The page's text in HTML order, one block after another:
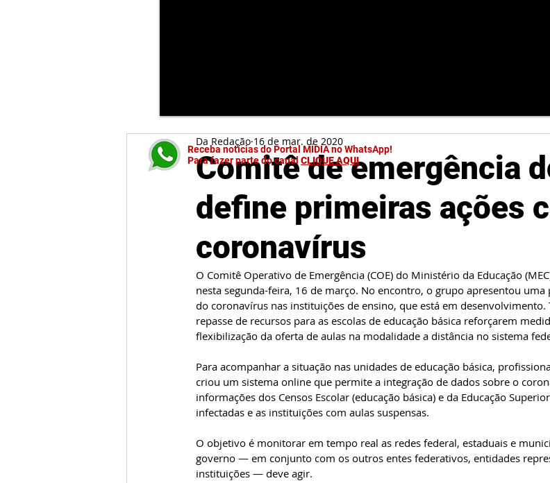
Comitê de emergência
define primeiras ações
coronavírus
Da Redação 16 de mar. de 2020
O Comitê Operativo de Emergência (COE) do Ministério da Educação
nesta segunda-feira, 16 de março. No encontro, o grupo apresentou
do coronavírus nas instituições de ensino, que está em
repasse de recursos para as escolas de educação básica reforçarem
flexibilização da oferta de aulas na modalidade a distância no sistema
Para acompanhar a situação nas unidades de educação básica,
criou um sistema online que permite a integração de dados sobre o
informações dos Censos Escolar (educação básica) e da Educação
infectadas e as instituições com aulas suspensas.
O objetivo é monitorar em tempo real as redes federal, estaduais e
governo — em conjunto com os outros entes federativos, entidades
instituições — deve agir.
Receba notícias do Portal MÍDIA no WhatsApp!
Para fazer parte do canal CLIQUE AQUI